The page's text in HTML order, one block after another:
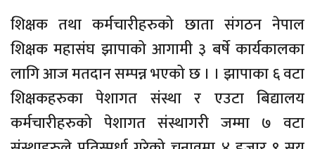
शिक्षक तथा कर्मचारीहरुको छाता संगठन नेपाल
शिक्षक महासंघ झापाको आगामी ३ बर्षे कार्यकालका
लागि आज मतदान सम्पन्न भएको छ । । झापाका ६ वटा
शिक्षकहरुका पेशागत संस्था र एउटा बिद्यालय
कर्मचारीहरुको पेशागत संस्थागरी जम्मा ७ वटा